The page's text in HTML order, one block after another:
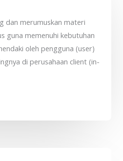
dan merumuskan materi
guna memenuhi kebutuhan
oleh pengguna (user)
di perusahaan client (in-